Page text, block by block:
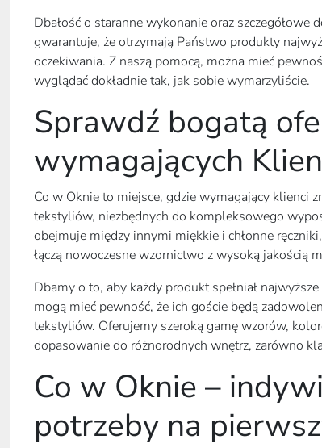
Dbałość o staranne wykonanie oraz szczegółowe
gwarantuje, że otrzymają Państwo produkty
oczekiwania. Z naszą pomocą, można mieć
wyglądać dokładnie tak, jak sobie wymarzyliście.
Sprawdź bogatą
wymagających
Co w Oknie to miejsce, gdzie wymagający klienci
tekstyliów, niezbędnych do kompleksowego
obejmuje między innymi miękkie i chłonne
łączą nowoczesne wzornictwo z wysoką jakością
Dbamy o to, aby każdy produkt spełniał
mogą mieć pewność, że ich goście będą
tekstyliów. Oferujemy szeroką gamę wzorów,
dopasowanie do różnorodnych wnętrz, zarówno
Co w Oknie –
potrzeby na